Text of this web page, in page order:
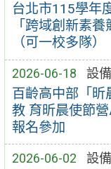
台北市115學年
「跨域創新素
（可一校多隊）
2026-06-18 設
百齡高中部「昕
教 育昕晨使節
報名參加
2026-06-02 設